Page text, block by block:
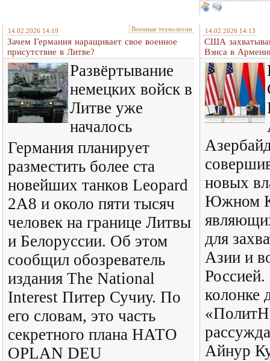
14.02.2026 14:19 Военные технологии
Зачем Германия наращивает свое военное
присутствие в Литве?
Развёртывание
немецких войск в
Литве уже
началось
Германия планирует
разместить более ста
новейших танков Leopard
2A8 и около пяти тысяч
человек на границе Литвы
и Белоруссии. Об этом
сообщил обозреватель
издания The National
Interest Питер Сучиу. По
его словам, это часть
секретного плана НАТО
OPLAN DEU
14.02.2026 14:13
США
Вэнса в
новых
Южном
для
Азии и
колонке
Айнур